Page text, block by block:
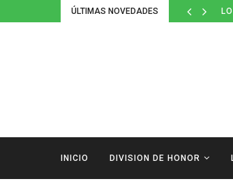
ÚLTIMAS NOVEDADES
INICIO DIVISION DE HONOR